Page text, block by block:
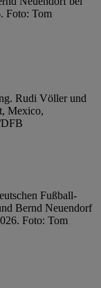
Foto: Tom
Rudi Völler und
Mexico,
Fußball-
Bernd Neuendorf
Foto: Tom